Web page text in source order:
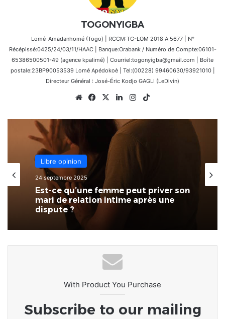
TOGONYIGBA
Lomé-Amadanhomé (Togo) | RCCM:TG-LOM 2018 A 5677 | N°
Récépissé:0425/24/03/11/HAAC | Banque:Orabank / Numéro de Compte:06101-
65386500501-49 (agence kpalimé) | Courriel:togonyigba@gmail.com | Boîte
postale:23BP90053539 Lomé Apédokoè | Tel:(00228) 99460630/93921010 |
Directeur Général : José-Éric Kodjo GAGLI (LeDivin)
WebsiteFacebook
X LinkedinInstagram
Libre opinion
24 septembre 2025
Est-ce qu’une femme peut priver son
mari de relation intime après une
dispute ?
With Product You Purchase
Subscribe to our mailing